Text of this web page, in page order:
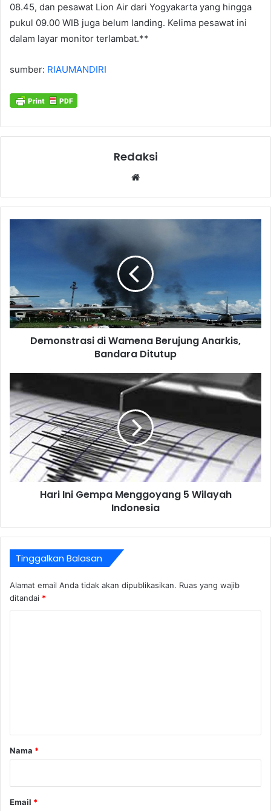
08.45, dan pesawat Lion Air dari Yogyakarta yang hingga
pukul 09.00 WIB juga belum landing. Kelima pesawat ini
dalam layar monitor terlambat.**
sumber: RIAUMANDIRI
Redaksi
Demonstrasi di Wamena Berujung Anarkis,
Bandara Ditutup
Hari Ini Gempa Menggoyang 5 Wilayah
Indonesia
Tinggalkan Balasan
Alamat email Anda tidak akan dipublikasikan. Ruas yang wajib
ditandai *
rNama *
Email *